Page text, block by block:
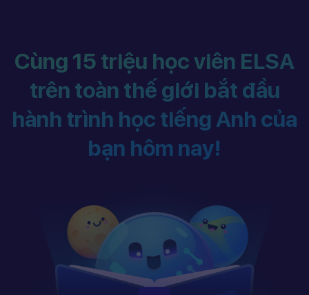
Cùng 15 triệu học viên ELSA
trên toàn thế giới bắt đầu
hành trình học tiếng Anh của
bạn hôm nay!